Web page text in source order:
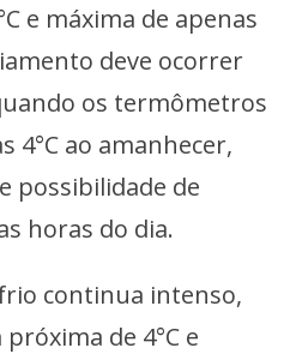
e máxima de apenas
deve ocorrer
os termômetros
4°C ao amanhecer,
possibilidade de
horas do dia.
continua intenso,
de 4°C e